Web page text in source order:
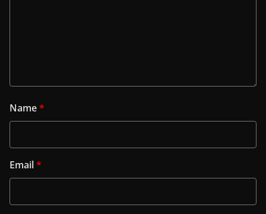
Name*
Email*